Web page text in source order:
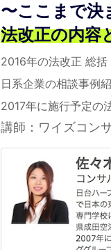
〜ここまで決
法改正の内容
2016年の法改正 総括
日系企業の相談事例
2017年に施行予定の
講師：ワイズコ